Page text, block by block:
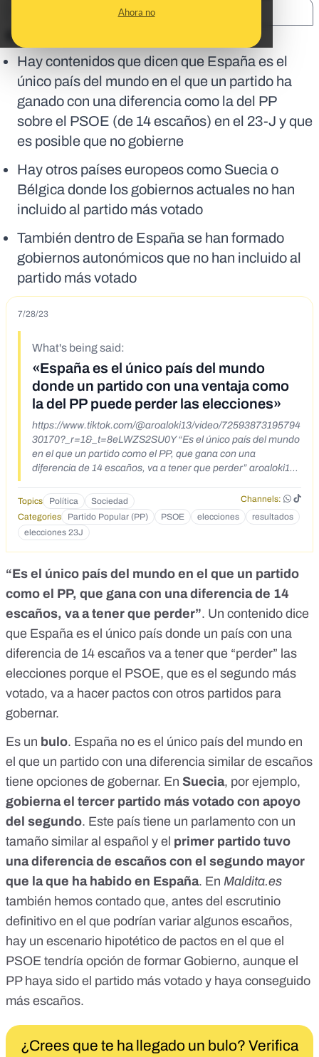
Ahora no
En corto:
Hay contenidos que dicen que España es el
único país del mundo en el que un partido ha
ganado con una diferencia como la del PP
sobre el PSOE (de 14 escaños) en el 23-J y que
es posible que no gobierne
Hay otros países europeos como Suecia o
Bélgica donde los gobiernos actuales no han
incluido al partido más votado
También dentro de España se han formado
gobiernos autonómicos que no han incluido al
partido más votado
7/28/23
What's being said:
«España es el único país del mundo
donde un partido con una ventaja como
la del PP puede perder las elecciones»
https://www.tiktok.com/@aroaloki13/video/72593873195794
30170?_r=1&_t=8eLWZS2SU0Y “Es el único país del mundo
en el que un partido como el PP, que gana con una
diferencia de 14 escaños, va a tener que perder” aroaloki13
#noquereisaespaña
Topics Política Sociedad
Channels:
Categories
Partido Popular (PP) PSOE elecciones
resultados
elecciones 23J
“Es el único país del mundo en el que un partido
como el PP, que gana con una diferencia de 14
escaños, va a tener que perder”. Un contenido dice
que España es el único país donde un país con una
diferencia de 14 escaños va a tener que “perder” las
elecciones porque el PSOE, que es el segundo más
votado, va a hacer pactos con otros partidos para
gobernar.
Es un bulo. España no es el único país del mundo en
el que un partido con una diferencia similar de escaños
tiene opciones de gobernar. En Suecia, por ejemplo,
gobierna el tercer partido más votado con apoyo
del segundo. Este país tiene un parlamento con un
tamaño similar al español y el primer partido tuvo
una diferencia de escaños con el segundo mayor
que la que ha habido en España. En Maldita.es
también hemos contado que, antes del escrutinio
definitivo en el que podrían variar algunos escaños,
hay un escenario hipotético de pactos en el que el
PSOE tendría opción de formar Gobierno, aunque el
PP haya sido el partido más votado y haya conseguido
más escaños.
¿Crees que te ha llegado un bulo? Verifica